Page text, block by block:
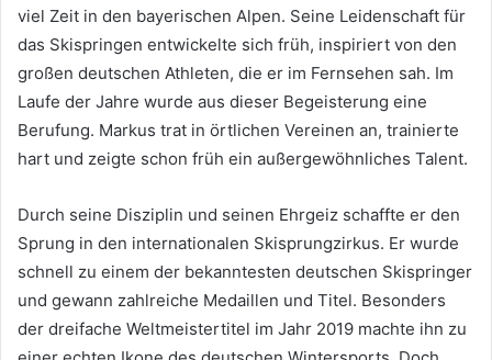
viel Zeit in den bayerischen Alpen. Seine Leidenschaft für
das Skispringen entwickelte sich früh, inspiriert von den
großen deutschen Athleten, die er im Fernsehen sah. Im
Laufe der Jahre wurde aus dieser Begeisterung eine
Berufung. Markus trat in örtlichen Vereinen an, trainierte
hart und zeigte schon früh ein außergewöhnliches Talent.
Durch seine Disziplin und seinen Ehrgeiz schaffte er den
Sprung in den internationalen Skisprungzirkus. Er wurde
schnell zu einem der bekanntesten deutschen Skispringer
und gewann zahlreiche Medaillen und Titel. Besonders
der dreifache Weltmeistertitel im Jahr 2019 machte ihn zu